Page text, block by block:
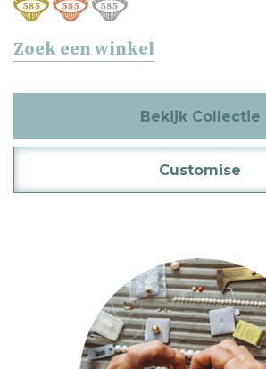
Zoek een winkel
Bekijk Collectie
Customise